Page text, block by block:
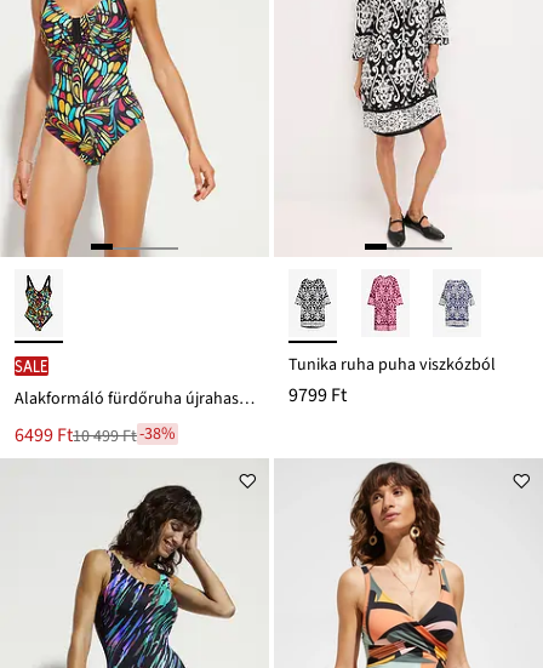
SALE
Alakformáló fürdőruha újrahasznosított poliamidból és közepes formáló hatással
Új
ár
6499 Ft
Leárazva10 499 Ft-38%
Tunika ruha puha viszkózból
9799 Ft